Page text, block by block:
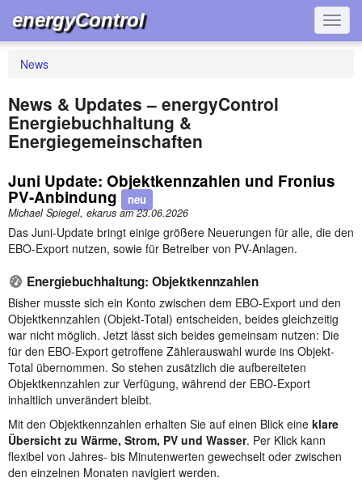
energyControl
News
News & Updates – energyControl
Energiebuchhaltung &
Energiegemeinschaften
Juni Update: Objektkennzahlen und Fronius
PV-Anbindung neu
Michael Spiegel, ekarus am23.06.2026
Das Juni-Update bringt einige größere Neuerungen für alle, die den
EBO-Export nutzen, sowie für Betreiber von PV-Anlagen.
Energiebuchhaltung: Objektkennzahlen
Bisher musste sich ein Konto zwischen dem EBO-Export und den
Objektkennzahlen (Objekt-Total) entscheiden, beides gleichzeitig
war nicht möglich. Jetzt lässt sich beides gemeinsam nutzen: Die
für den EBO-Export getroffene Zählerauswahl wurde ins Objekt-
Total übernommen. So stehen zusätzlich die aufbereiteten
Objektkennzahlen zur Verfügung, während der EBO-Export
inhaltlich unverändert bleibt.
Mit den Objektkennzahlen erhalten Sie auf einen Blick eine klare
Übersicht zu Wärme, Strom, PV und Wasser. Per Klick kann
flexibel von Jahres- bis Minutenwerten gewechselt oder zwischen
den einzelnen Monaten navigiert werden.